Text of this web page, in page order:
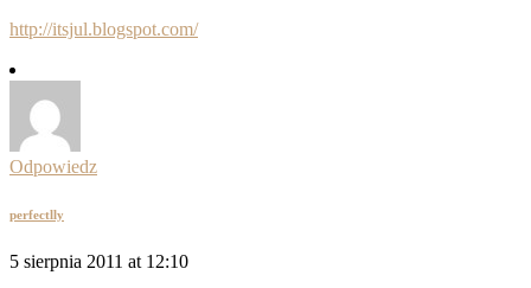
http://itsjul.blogspot.com/
Odpowiedz
perfectlly
5 sierpnia 2011 at 12:10